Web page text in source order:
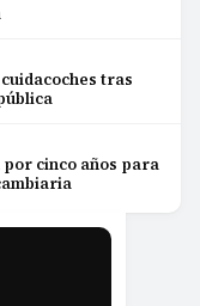
tras
por cinco años para